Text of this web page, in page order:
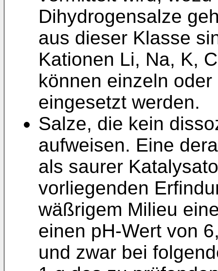
Dihydrogensalze
aus dieser Klasse
Kationen Li, Na, K,
können einzeln
eingesetzt werden.
Salze, die kein
aufweisen. Eine
als saurer
vorliegenden
wäßrigem Milieu
einen pH-Wert von
und zwar bei